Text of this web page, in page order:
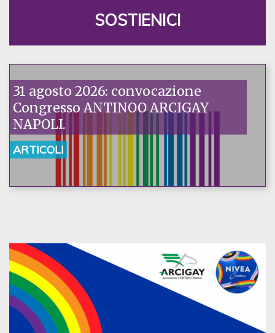
SOSTIENICI
31 agosto 2026: convocazione
Congresso ANTINOO ARCIGAY
NAPOLI.
ARTICOLI